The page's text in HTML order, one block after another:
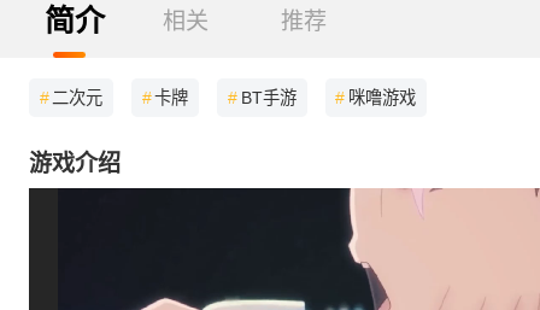
简介 相关 推荐
# 二次元 #卡牌 # BT手游 # 咪噜游戏
游戏介绍